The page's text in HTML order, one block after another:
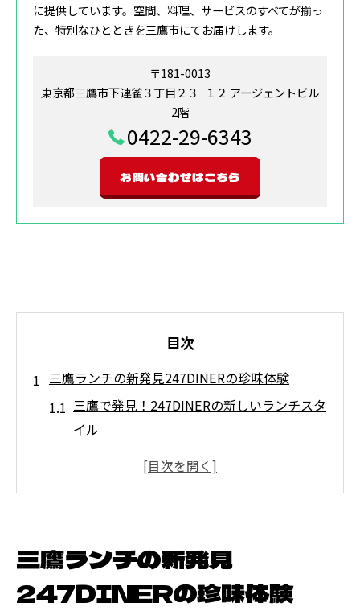
に提供しています。空間、料理、サービスのすべてが揃っ
た、特別なひとときを三鷹市にてお届けします。
〒181-0013
東京都三鷹市下連雀３丁目２３−１２ アージェントビル
2階
0422-29-6343
お問い合わせはこちら
目次
三鷹ランチの新発見247DINERの珍味体験
三鷹で発見！247DINERの新しいランチスタ
イル
珍味を求めるなら247DINER！三鷹のランチ
247DINERでしか味わえない特別な三鷹ラン
チ
三鷹ランチの新発見
247DINERの珍味体験